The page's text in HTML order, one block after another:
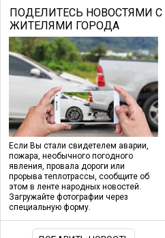
ПОДЕЛИТЕСЬ НОВОСТЯМИ С
ЖИТЕЛЯМИ ГОРОДА
Если Вы стали свидетелем аварии,
пожара, необычного погодного
явления, провала дороги или
прорыва теплотрассы, сообщите об
этом в ленте народных новостей.
Загружайте фотографии через
специальную форму.